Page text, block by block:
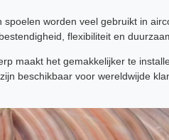
worden veel gebruikt in
flexibiliteit en
maakt het gemakkelijker te
beschikbaar voor wereldwijde